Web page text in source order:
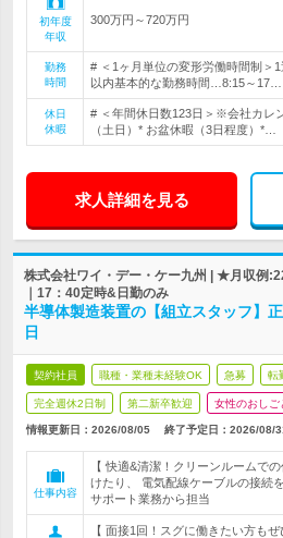
初年度
年収
300万円～720万円
勤務
時間
# ＜1ヶ月単位の変形労働時間制＞
以内基本的な勤務時間…8:15～17…
休日
休暇
# ＜年間休日数123日＞※会社カレ
（土日）* お盆休暇（3日程度）*…
求人詳細を見る
株式会社ワイ・デー・ケー九州 | ★月収例
｜17：40定時&日勤のみ
半導体製造装置の【組立スタッフ】
日
契約社員 職種・業種未経験OK 急募 転
完全週休2日制 第二新卒歓迎 女性のおしご
情報更新日：2026/08/05 終了予定日： 2026/08/
仕事内容
【 快適&清潔！クリーンルームで
けたり、 電気配線ケーブルの接
サポート業務から担当
【 面接1回！スグに働きたい方も